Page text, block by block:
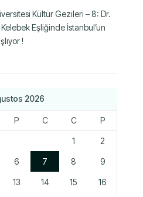
Kültür Gezileri – 8: Dr.
Eşliğinde İstanbul’un
!
2026
P C C P
1 2
6 7 8 9
13 14 15 16